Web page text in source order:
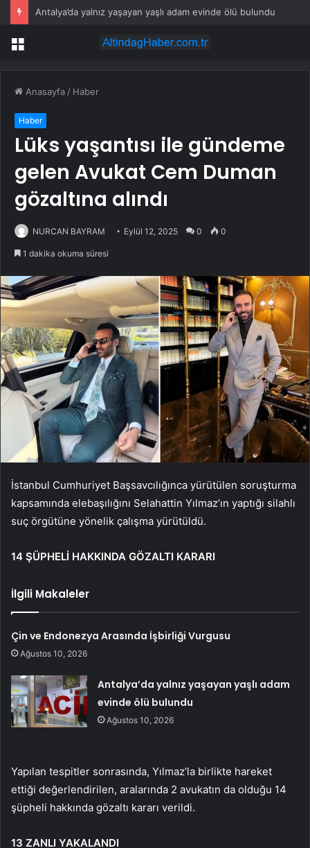
Antalya’da yalnız yaşayan yaşlı adam evinde ölü bulundu
Menü
Anasayfa / Haber
Haber
Lüks yaşantısı ile gündeme
gelen Avukat Cem Duman
gözaltına alındı
NURCAN BAYRAM Eylül 12, 2025 0 0
1 dakika okuma süresi
İstanbul Cumhuriyet Başsavcılığınca yürütülen soruşturma
kapsamında elebaşılığını Selahattin Yılmaz’ın yaptığı silahlı
suç örgütüne yönelik çalışma yürütüldü.
14 ŞÜPHELİ HAKKINDA GÖZALTI KARARI
İlgili Makaleler
Çin ve Endonezya Arasında İşbirliği Vurgusu
Ağustos 10, 2026
Antalya’da yalnız yaşayan yaşlı adam
evinde ölü bulundu
Ağustos 10, 2026
Yapılan tespitler sonrasında, Yılmaz’la birlikte hareket
ettiği değerlendirilen, aralarında 2 avukatın da olduğu 14
şüpheli hakkında gözaltı kararı verildi.
13 ZANLI YAKALANDI